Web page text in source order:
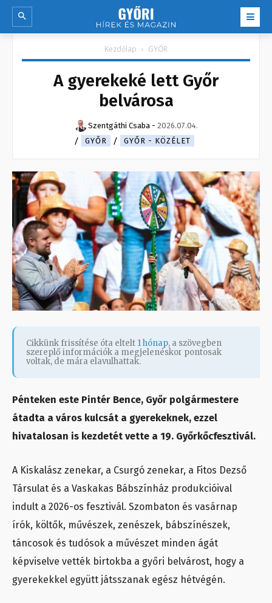
Kezdőlap GYŐR
A gyerekeké lett Győr
belvárosa
Szentgáthi Csaba - 2026.07.04.
GYŐR
GYŐR - KÖZÉLET
Cikkünk frissítése óta eltelt 1 hónap, a szövegben
szereplő információk a megjelenéskor pontosak
voltak, de mára elavulhattak.
Pénteken este Pintér Bence, Győr polgármestere
átadta a város kulcsát a gyerekeknek, ezzel
hivatalosan is kezdetét vette a 19. Győrkőcfesztivál.
A Kiskalász zenekar, a Csurgó zenekar, a Fitos Dezső
Társulat és a Vaskakas Bábszínház produkcióival
indult a 2026-os fesztivál. Szombaton és vasárnap
írók, költők, művészek, zenészek, bábszínészek,
táncosok és tudósok a művészet minden ágát
képviselve vették birtokba a győri belvárost, hogy a
gyerekekkel együtt játsszanak egész hétvégén.